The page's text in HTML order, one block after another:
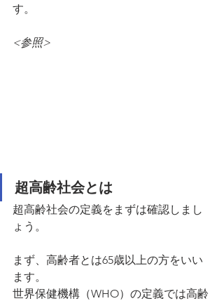
す。
<参照>
超高齢社会とは
超高齢社会の定義をまずは確認しまし
ょう。
まず、高齢者とは65歳以上の方をいい
ます。
世界保健機構（WHO）の定義では高齢